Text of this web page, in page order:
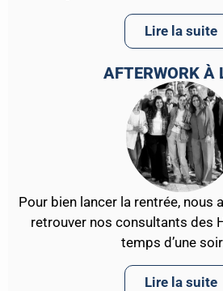
Lire la suite
AFTERWORK À
Pour bien lancer la rentrée, nous
retrouver nos consultants des
temps d’une
Lire la suite